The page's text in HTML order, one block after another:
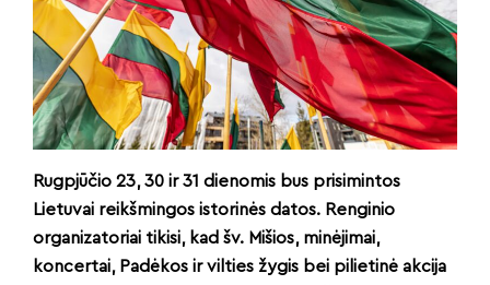
Rugpjūčio 23, 30 ir 31 dienomis bus prisimintos
Lietuvai reikšmingos istorinės datos. Renginio
organizatoriai tikisi, kad šv. Mišios, minėjimai,
koncertai, Padėkos ir vilties žygis bei pilietinė akcija